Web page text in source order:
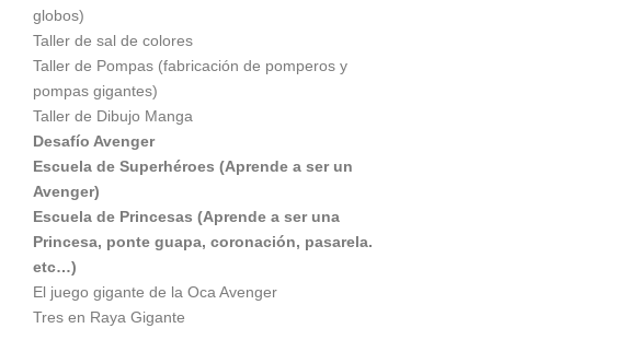
globos)
Taller de sal de colores
Taller de Pompas (fabricación de pomperos y
pompas gigantes)
Taller de Dibujo Manga
Desafío Avenger
Escuela de Superhéroes (Aprende a ser un
Avenger)
Escuela de Princesas (Aprende a ser una
Princesa, ponte guapa, coronación, pasarela.
etc…)
El juego gigante de la Oca Avenger
Tres en Raya Gigante